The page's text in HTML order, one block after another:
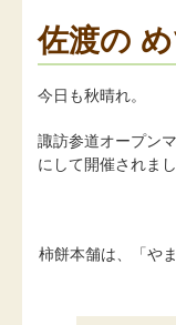
佐渡の
今日も秋晴れ。
諏訪参道オープン
にして開催されまし
柿餅本舗は、「や